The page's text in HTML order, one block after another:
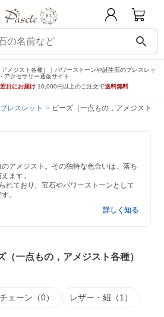
search
メジスト各種）｜パワーストーンや誕生石のブレスレッ
アクセサリー通販サイト
日にお届け 10,000円以上のご注文で送料無料
ブレスレット ビーズ（一点もの，アメジスト各
アメジスト。その独特な色合いは、落ち
ます。
れており、宝石やパワーストーンとして
。
詳しく知る
（一点もの，アメジスト各種）
チェーン（0） レザー・紐（1）